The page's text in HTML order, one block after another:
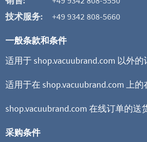
技术服务:
+49 9342 808-5660
一般条款和条件
适用于 shop.vacuubrand.com 以外的
适用于在 shop.vacuubrand.com 上
shop.vacuubrand.com 在线订单的送
采购条件